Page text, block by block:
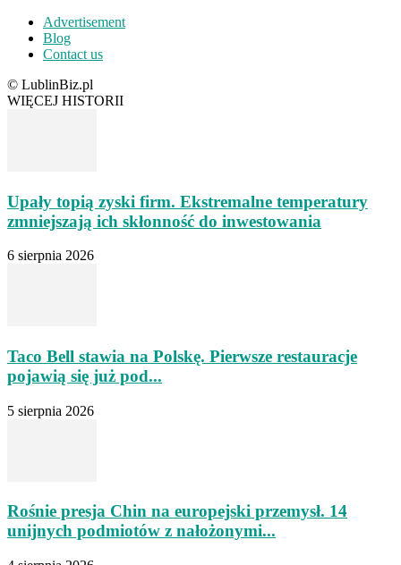
Advertisement
Blog
Contact us
© LublinBiz.pl
WIĘCEJ HISTORII
Upały topią zyski firm. Ekstremalne temperatury
zmniejszają ich skłonność do inwestowania
6 sierpnia 2026
Taco Bell stawia na Polskę. Pierwsze restauracje
pojawią się już pod...
5 sierpnia 2026
Rośnie presja Chin na europejski przemysł. 14
unijnych podmiotów z nałożonymi...